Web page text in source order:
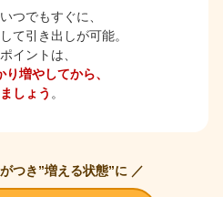
つでもすぐに、
て引き出しが可能。
イントは、
増やしてから、
しょう 。
つき”増える状態”に ／